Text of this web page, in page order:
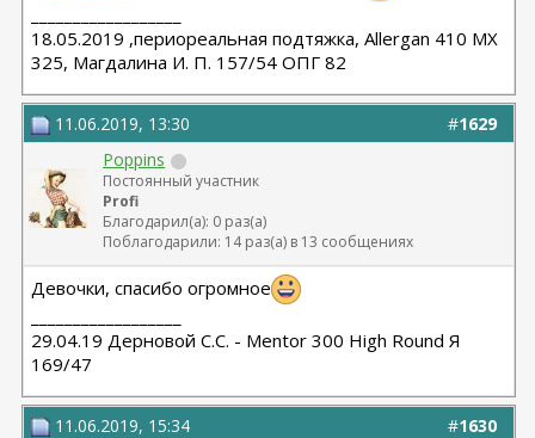
18.05.2019 ,периореальная подтяжка, Allergan 410 MX
325, Магдалина И. П. 157/54 ОПГ 82
#1629
11.06.2019, 13:30
Poppins
Постоянный участник
Profi
Благодарил(а): 0 раз(а)
Поблагодарили: 14 раз(а) в 13 сообщениях
Девочки, спасибо огромное
29.04.19 Дерновой С.С. - Mentor 300 High Round Я
169/47
#1630
11.06.2019, 15:34